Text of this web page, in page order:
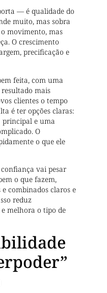
— é qualidade do
muito, mas sobra
movimento, mas
O crescimento
precificação e
feita, com uma
mais
clientes o tempo
é ter opções claras:
e uma
O
o que ele
vai pesar
o que fazem,
combinados claros e
reduz
melhora o tipo de